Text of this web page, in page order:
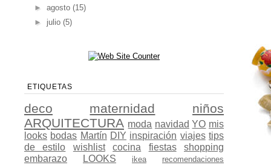
► agosto (15)
► julio (5)
ETIQUETAS
deco maternidad
niños
ARQUITECTURA moda navidad YO mis
looks bodas Martín DIY inspiración viajes tips
de estilo
wishlist cocina fiestas
shopping
embarazo
LOOKS ikea
recomendaciones